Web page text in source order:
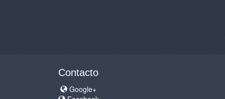
Contacto
Google+